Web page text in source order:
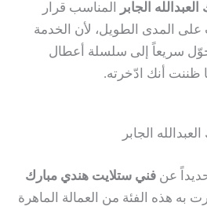
الجابر
المناسب قرار
على المدى الطويل، لأن الخدمة
سريعاً إلى سلسلة أعطال
ظننت أنك ادّخرته.
الجابر
عن فني ستلايت هندي مبارك
به هذه الفئة من العمالة الماهرة